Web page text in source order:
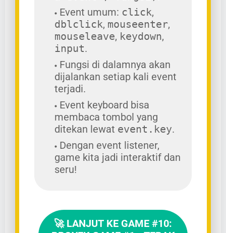
Event umum: click,
dblclick, mouseenter,
mouseleave, keydown,
input.
Fungsi di dalamnya akan
dijalankan setiap kali event
terjadi.
Event keyboard bisa
membaca tombol yang
ditekan lewat event.key.
Dengan event listener,
game kita jadi interaktif dan
seru!
🚀 LANJUT KE GAME #10: